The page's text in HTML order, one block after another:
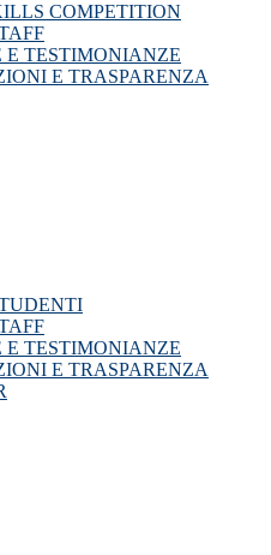
COMPETITION
E TESTIMONIANZE
E TRASPARENZA
E TESTIMONIANZE
E TRASPARENZA